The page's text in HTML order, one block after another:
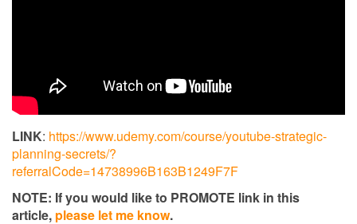
LINK: https://www.udemy.com/course/youtube-strategic-
planning-secrets/?
referralCode=14738996B163B1249F7F
NOTE: If you would like to PROMOTE link in this
article, please let me know.